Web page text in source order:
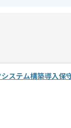
ステム構築導入保